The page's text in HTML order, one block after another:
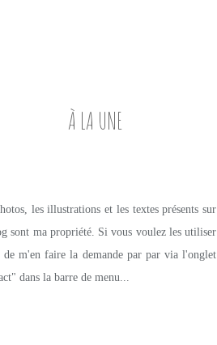
À LA UNE
les illustrations et les textes présents sur
sont ma propriété. Si vous voulez les utiliser
de m'en faire la demande par par via l'onglet
dans la barre de menu...